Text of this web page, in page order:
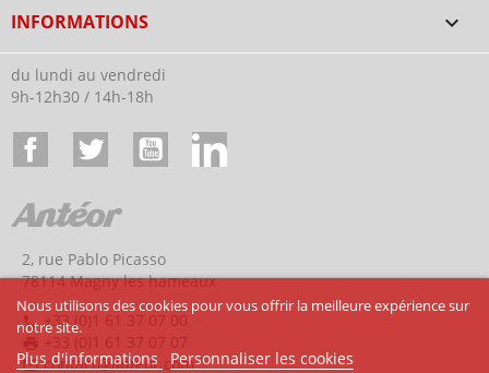
INFORMATIONS 
du lundi au vendredi
9h-12h30 / 14h-18h
Facebook Twitter YouTube
2, rue Pablo Picasso
78114 Magny les hameaux
phone+33 (0)1 61 37 07 00
print +33 (0)1 61 37 07 07
mail_outline contact@anteor.com
Nous utilisons des cookies pour vous offrir la meilleure expérience sur
notre site.
Plus d'informations Personnaliser les cookies